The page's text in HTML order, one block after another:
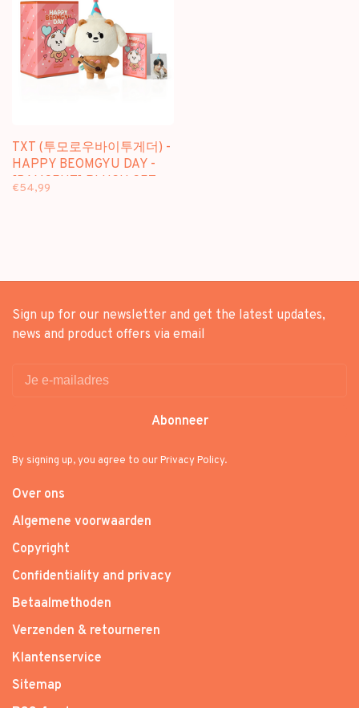
TXT (투모로우바이투게더) -
HAPPY BEOMGYU DAY -
[BAMGEUT] PLUSH SET
€54,99
Sign up for our newsletter and get the latest updates,
news and product offers via email
Abonneer
By signing up, you agree to our Privacy Policy.
Over ons
Algemene voorwaarden
Copyright
Confidentiality and privacy
Betaalmethoden
Verzenden & retourneren
Klantenservice
Sitemap